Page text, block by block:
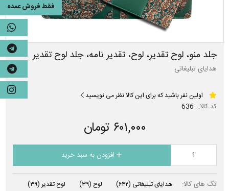
جلد منو، لوح تقدیر، لوح، تقدیر نامه، جلد لوح تقدیر
هدایای تبلیغاتی
اولین نفر باشید که برای این کالا نظر می نویسید
کد کالا: 636
۶۰۱,۰۰۰ تومان
افزودن به سبد خرید
تگ های کالا: هدایای تبلیغاتی (۶۴۲) لوح (۳۹) لوح تقدیر (۳۹)
فقط فروش عمده